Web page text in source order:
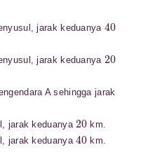
jarak keduanya
40
jarak keduanya
20
A sehingga jarak
jarak keduanya
20
km.
jarak keduanya
40
km.